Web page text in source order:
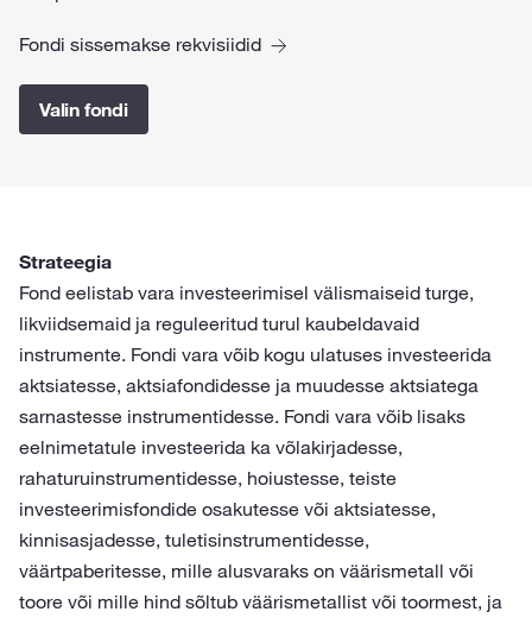
Fondi sissemakse rekvisiidid
Valin fondi
Strateegia
Fond eelistab vara investeerimisel välismaiseid turge,
likviidsemaid ja reguleeritud turul kaubeldavaid
instrumente. Fondi vara võib kogu ulatuses investeerida
aktsiatesse, aktsiafondidesse ja muudesse aktsiatega
sarnastesse instrumentidesse. Fondi vara võib lisaks
eelnimetatule investeerida ka võlakirjadesse,
rahaturuinstrumentidesse, hoiustesse, teiste
investeerimisfondide osakutesse või aktsiatesse,
kinnisasjadesse, tuletisinstrumentidesse,
väärtpaberitesse, mille alusvaraks on väärismetall või
toore või mille hind sõltub väärismetallist või toormest, ja